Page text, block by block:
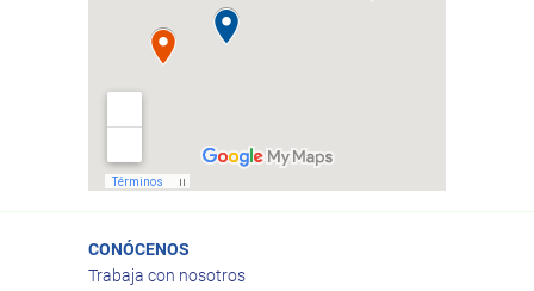
CONÓCENOS
Trabaja con nosotros